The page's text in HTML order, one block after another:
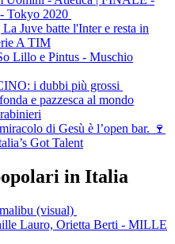
Tokyo 2020
Juve batte l'Inter e resta in
A TIM
Lillo e Pintus - Muschio
i dubbi più grossi
e pazzesca al mondo
di Gesù è l’open bar. 🍷
Got Talent
in Italia
(visual)
Lauro, Orietta Berti - MILLE